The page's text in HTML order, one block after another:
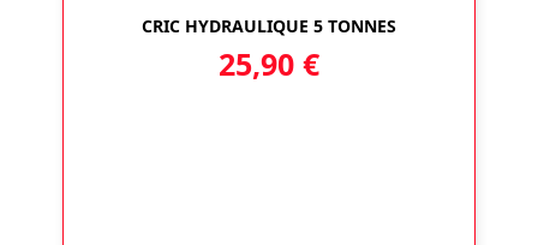
CRIC HYDRAULIQUE 5 TONNES
25,90 €